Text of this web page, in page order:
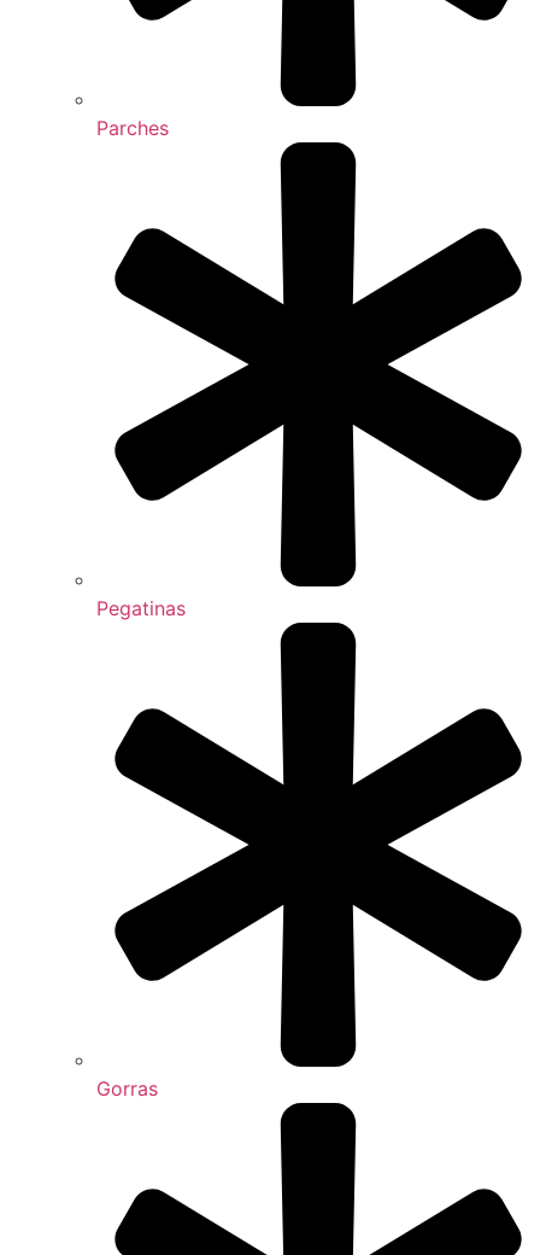
Parches
Pegatinas
Gorras